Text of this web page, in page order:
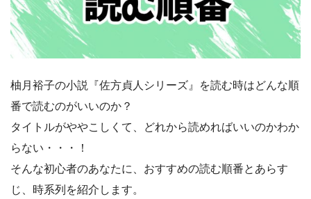
柚月裕子の小説『佐方貞人シリーズ』を読む時はどんな順
番で読むのがいいのか？
タイトルがややこしくて、どれから読めればいいのかわか
らない・・・！
そんな初心者のあなたに、おすすめの読む順番とあらす
じ、時系列を紹介します。